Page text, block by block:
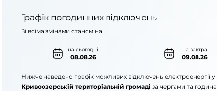
Графік погодинних відключень
на сьогодні
08.08.26
на завтра
09.08.26
Зі всіма змінами станом на
Нижче наведено графік можливих відключень електроенергії у
Кривоозерській територіальній громаді за чергами та